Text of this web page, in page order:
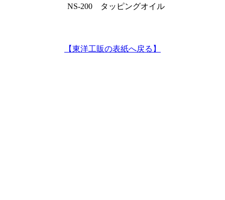
NS-200 タッピングオイル
【東洋工販の表紙へ戻る】